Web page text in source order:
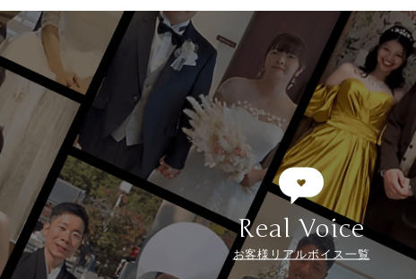
Real Voice
お客様リアルボイス一覧